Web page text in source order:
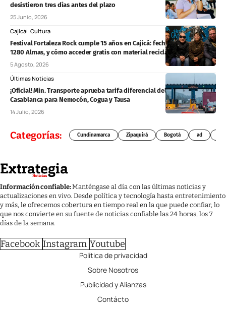
desistieron tres días antes del plazo
25 Junio, 2026
Cajicá Cultura
Festival Fortaleza Rock cumple 15 años en Cajicá: fechas, La Mosca y
1280 Almas, y cómo acceder gratis con material reciclable
5 Agosto, 2026
Últimas Noticias
¡Oficial! Min. Transporte aprueba tarifa diferencial del 50% en el peaje
Casablanca para Nemocón, Cogua y Tausa
14 Julio, 2026
Categorías: Cundinamarca Zipaquirá Bogotá ad
Información confiable:Manténgase al día con las últimas noticias y
actualizaciones en vivo. Desde política y tecnología hasta entretenimiento
y más, le ofrecemos cobertura en tiempo real en la que puede confiar, lo
que nos convierte en su fuente de noticias confiable las 24 horas, los 7
días de la semana.
Facebook Instagram Youtube
Política de privacidad
Sobre Nosotros
Publicidad y Alianzas
Contácto